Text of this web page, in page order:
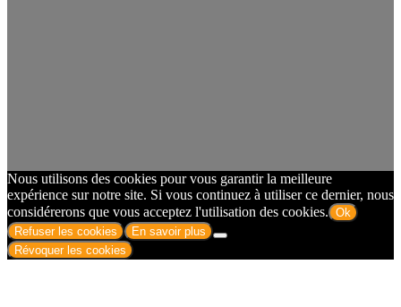
Nous utilisons des cookies pour vous garantir la meilleure
expérience sur notre site. Si vous continuez à utiliser ce dernier, nous
considérerons que vous acceptez l'utilisation des cookies. Ok
Refuser les cookies
En savoir plus
Révoquer les cookies